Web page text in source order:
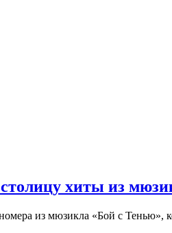
хиты из
из мюзикла «Бой с Тенью»,